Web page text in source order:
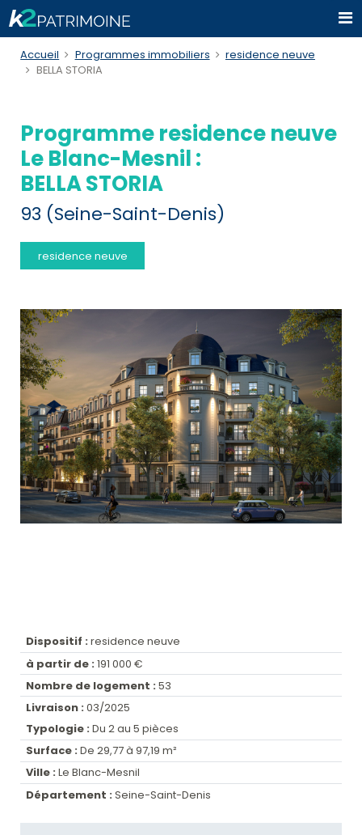
Accueil Programmes immobiliers
residence neuve
BELLA STORIA
Programme residence neuve
Le Blanc-Mesnil :
BELLA STORIA
93 (Seine-Saint-Denis)
residence neuve
Dispositif : residence neuve
à partir de : 191 000 €
Nombre de logement : 53
Livraison : 03/2025
Typologie : Du 2 au 5 pièces
Surface : De 29,77 à 97,19 m²
Ville : Le Blanc-Mesnil
Département : Seine-Saint-Denis